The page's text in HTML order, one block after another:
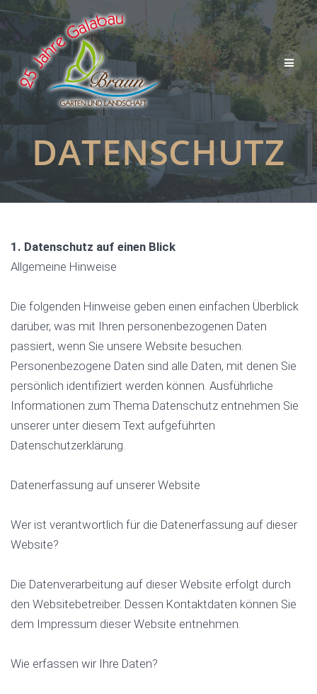
content
DATENSCHUTZ
1. Datenschutz auf einen Blick
Allgemeine Hinweise
Die folgenden Hinweise geben einen einfachen Überblick
darüber, was mit Ihren personenbezogenen Daten
passiert, wenn Sie unsere Website besuchen.
Personenbezogene Daten sind alle Daten, mit denen Sie
persönlich identifiziert werden können. Ausführliche
Informationen zum Thema Datenschutz entnehmen Sie
unserer unter diesem Text aufgeführten
Datenschutzerklärung.
Datenerfassung auf unserer Website
Wer ist verantwortlich für die Datenerfassung auf dieser
Website?
Die Datenverarbeitung auf dieser Website erfolgt durch
den Websitebetreiber. Dessen Kontaktdaten können Sie
dem Impressum dieser Website entnehmen.
Wie erfassen wir Ihre Daten?